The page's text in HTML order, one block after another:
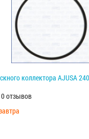
коллектора AJUSA
0 отзывов